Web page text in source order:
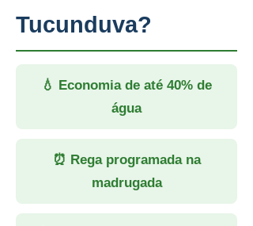
Tucunduva?
💧 Economia de até 40% de
água
⏰ Rega programada na
madrugada